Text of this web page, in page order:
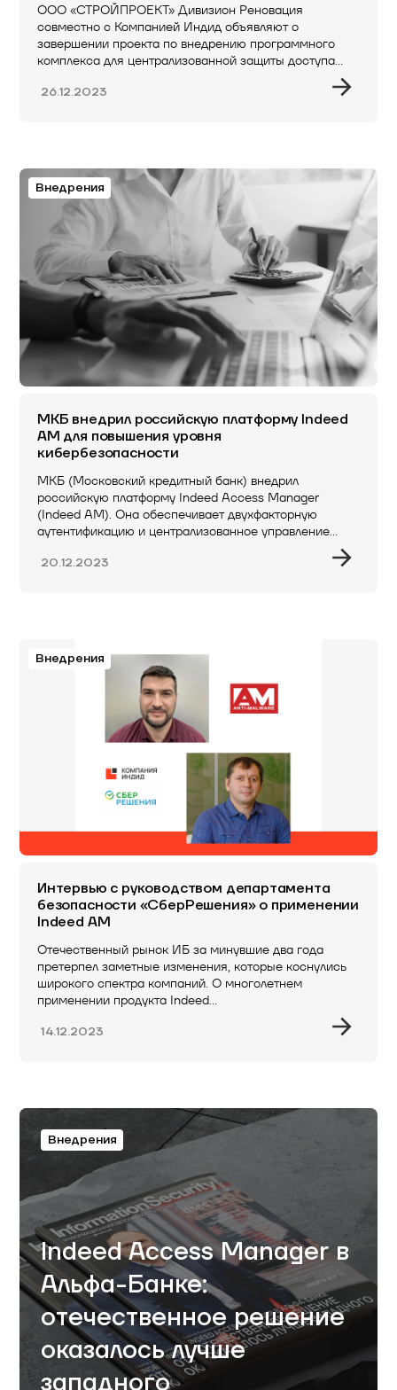
ООО «СТРОЙПРОЕКТ» Дивизион Реновация
совместно с Компанией Индид объявляют о
завершении проекта по внедрению программного
комплекса для централизованной защиты доступа…
26.12.2023
Внедрения
МКБ внедрил российскую платформу Indeed
AM для повышения уровня
кибербезопасности
МКБ (Московский кредитный банк) внедрил
российскую платформу Indeed Access Manager
(Indeed AM). Она обеспечивает двухфакторную
аутентификацию и централизованное управление
20.12.2023
Внедрения
Интервью с руководством департамента
безопасности «СберРешения» о применении
Indeed AM
Отечественный рынок ИБ за минувшие два года
претерпел заметные изменения, которые коснулись
широкого спектра компаний. О многолетнем
применении продукта Indeed…
14.12.2023
Внедрения
Indeed Access Manager в
Альфа-Банке:
отечественное решение
оказалось лучше